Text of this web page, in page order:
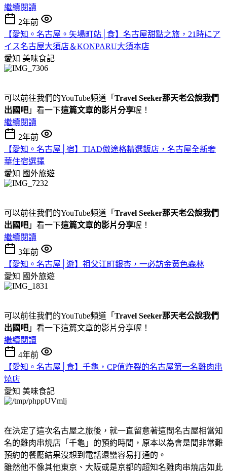
繼續閱讀
2年前
【愛知。名古屋。矢場町站│食】名古屋甜點之旅，21時にア
イス名古屋大須店＆KONPARU大須本店
愛知 美味食記
可以前往我們的YouTube頻道「 Travel Seeker那天老公說我們
出國吧 」看一下這篇文章的影片分享喔！
繼續閱讀
2年前
【愛知。名古屋│宿】TIAD傲途格精選飯店，名古屋全新奢
華住宿選擇
愛知 國外旅遊
可以前往我們的YouTube頻道「 Travel Seeker那天老公說我們
出國吧 」看一下這篇文章的影片分享喔！
繼續閱讀
3年前
【愛知。名古屋│遊】祖父江町銀杏，一必訪金黃色森林
愛知 國外旅遊
可以前往我們的YouTube頻道「 Travel Seeker那天老公說我們
出國吧 」看一下這篇文章的影片分享喔！
繼續閱讀
4年前
【愛知。名古屋│食】千龜，CP值炸裂的名古屋第一名雞肉串
燒店
愛知 美味食記
在決定了這次名古屋之旅後，就一直留意著這間名古屋相當知
名的雞肉串燒店「千龜」的預約時間，原本以為會是間非常難
預約的餐廳結果沒想到電話還蠻容易打通的。
雖然他不像其他東京、大阪或是京都的超知名雞肉串燒店如此